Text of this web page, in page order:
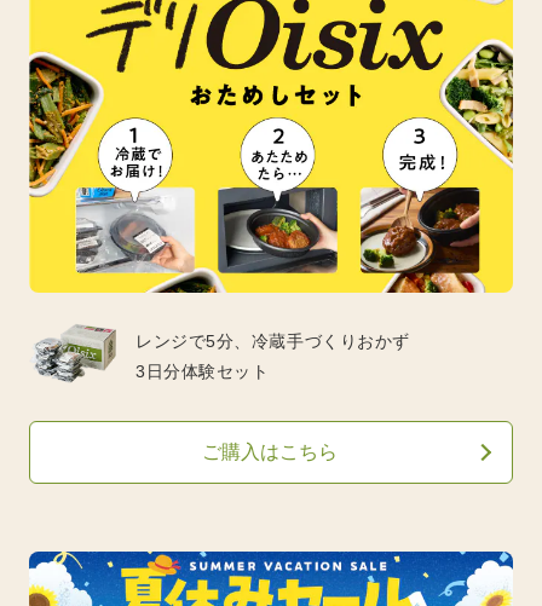
レンジで5分、冷蔵手づくりおかず
3日分体験セット
ご購入はこちら